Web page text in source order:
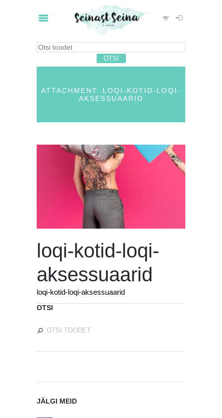
ATTACHMENT: LOQI-KOTID-LOQI-
AKSESSUAARID
loqi-kotid-loqi-
aksessuaarid
loqi-kotid-loqi-aksessuaarid
OTSI
JÄLGI MEID